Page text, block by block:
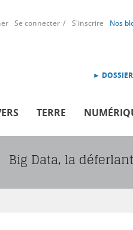
Se connecter S'inscrire Nos
►
TERRE
Big Data, la